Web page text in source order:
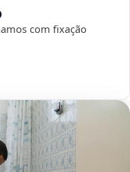
com fixação